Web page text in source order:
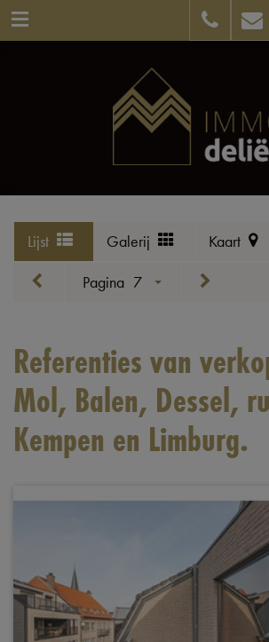
Galerij
Lijst
Kaart
Pagina 7
Referenties van
Mol, Balen, Dessel,
Kempen en Limburg.